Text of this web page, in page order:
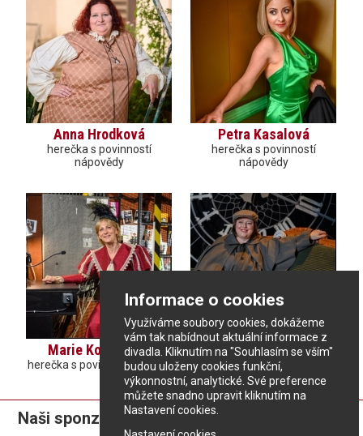
Informace o cookies
Využíváme soubory cookies, dokážeme
vám tak nabídnout aktuální informace z
divadla. Kliknutím na "Souhlasím se vším"
budou uloženy cookies funkční,
výkonnostní, analytické. Své preference
můžete snadno upravit kliknutím na
Nastavení cookies.
Anna Hrodková
herečka s povinností
nápovědy
Petra Kasalová
herečka s povinností
nápovědy
Marie Kolaříková
herečka s povinností inspice
Jana Pin
herečka s povinností inspice
Naši sponzoři: